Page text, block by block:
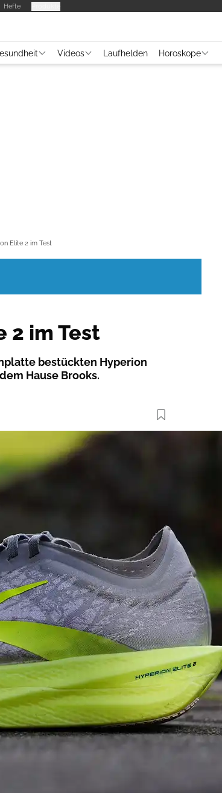
Hefte
Videos Laufhelden Horoskope
Elite 2 im Test
2 im Test
bestückten Hyperion
Hause Brooks.